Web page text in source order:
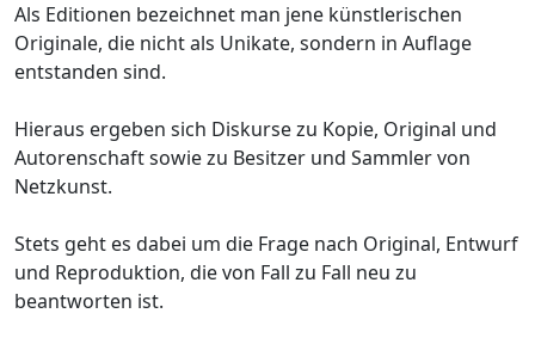
Als Editionen bezeichnet man jene künstlerischen
Originale, die nicht als Unikate, sondern in Auflage
entstanden sind.
Hieraus ergeben sich Diskurse zu Kopie, Original und
Autorenschaft sowie zu Besitzer und Sammler von
Netzkunst.
Stets geht es dabei um die Frage nach Original, Entwurf
und Reproduktion, die von Fall zu Fall neu zu
beantworten ist.